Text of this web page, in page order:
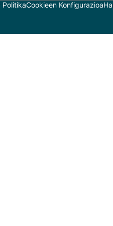
PolitikaCookieen Konfigurazioa